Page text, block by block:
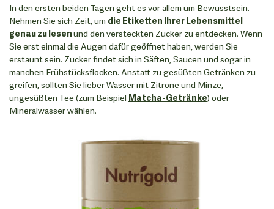
In den ersten beiden Tagen geht es vor allem um Bewusstsein.
Nehmen Sie sich Zeit, um die Etiketten Ihrer Lebensmittel
genau zu lesenund den versteckten Zucker zu entdecken. Wenn
Sie erst einmal die Augen dafür geöffnet haben, werden Sie
erstaunt sein. Zucker findet sich in Säften, Saucen und sogar in
manchen Frühstücksflocken. Anstatt zu gesüßten Getränken zu
greifen, sollten Sie lieber Wasser mit Zitrone und Minze,
ungesüßten Tee (zum Beispiel Matcha-Getränke) oder
Mineralwasser wählen.